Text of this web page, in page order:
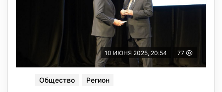
10 ИЮНЯ 2025, 20:54 77
Общество Регион